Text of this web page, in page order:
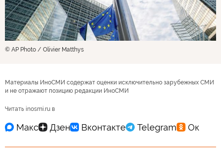
© AP Photo / Olivier Matthys
Материалы ИноСМИ содержат оценки исключительно зарубежных СМИ
и не отражают позицию редакции ИноСМИ
Читать inosmi.ru в